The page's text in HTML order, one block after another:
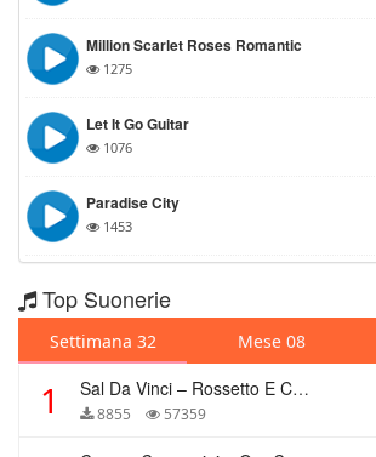
Million Scarlet Roses Romantic
1275
Let It Go Guitar
1076
Paradise City
1453
Top Suonerie
Settimana 32 Mese 08
1 Sal Da Vinci – Rossetto E Caffè
8855 57359